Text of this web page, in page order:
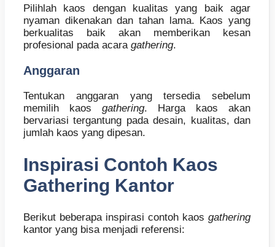
Pilihlah kaos dengan kualitas yang baik agar
nyaman dikenakan dan tahan lama. Kaos yang
berkualitas baik akan memberikan kesan
profesional pada acara gathering.
Anggaran
Tentukan anggaran yang tersedia sebelum
memilih kaos gathering. Harga kaos akan
bervariasi tergantung pada desain, kualitas, dan
jumlah kaos yang dipesan.
Inspirasi Contoh Kaos
Gathering Kantor
Berikut beberapa inspirasi contoh kaos gathering
kantor yang bisa menjadi referensi: